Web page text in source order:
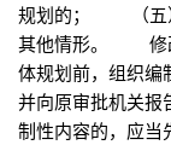
规划的； （五）
其他情形。 修改
体规划前，组织编
并向原审批机关报
制性内容的，应当